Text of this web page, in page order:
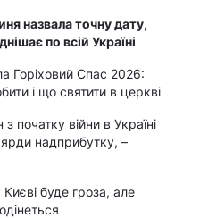
назвала точну дату,
по всій Україні
Горіховий Спас 2026:
і що святити в церкві
початку війни в Україні
надприбутку, –
буде гроза, але